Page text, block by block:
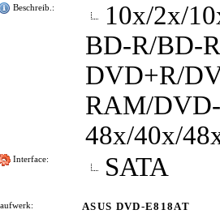
Beschreib.:
10x/2x/
BD-R/BD-
DVD+R/
RAM/
48x/40x/
Interface: SATA
ASUS DVD-E818AT